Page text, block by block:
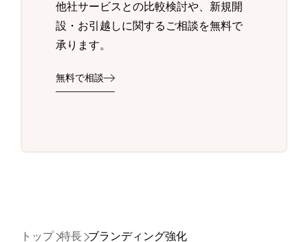
他社サービスとの比較検討や、新規開
設・お引越しに関するご相談を無料で
承ります。
無料で相談
トップ 特長 ブランディング強化